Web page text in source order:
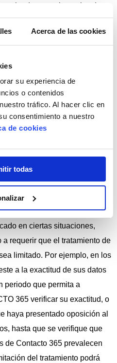
Acerca de las cookies
su experiencia de
o contenidos
tráfico. Al hacer clic en
consentimiento a nuestro
de cookies
todas
de requerir que los datos
sean debidamente
situaciones, tiene
de los datos
puede ser limitado en los
en los cuales, en los
DE CONTACTO 365 no
para efectos de declaración,
derecho en un proceso
del tratamiento de sus
en ciertas situaciones,
requerir que el tratamiento de
limitado. Por ejemplo, en los
a la exactitud de sus datos
periodo que permita a
365 verificar su exactitud, o
haya presentado oposición al
hasta que se verifique que
de Contacto 365 prevalecen
del tratamiento podrá